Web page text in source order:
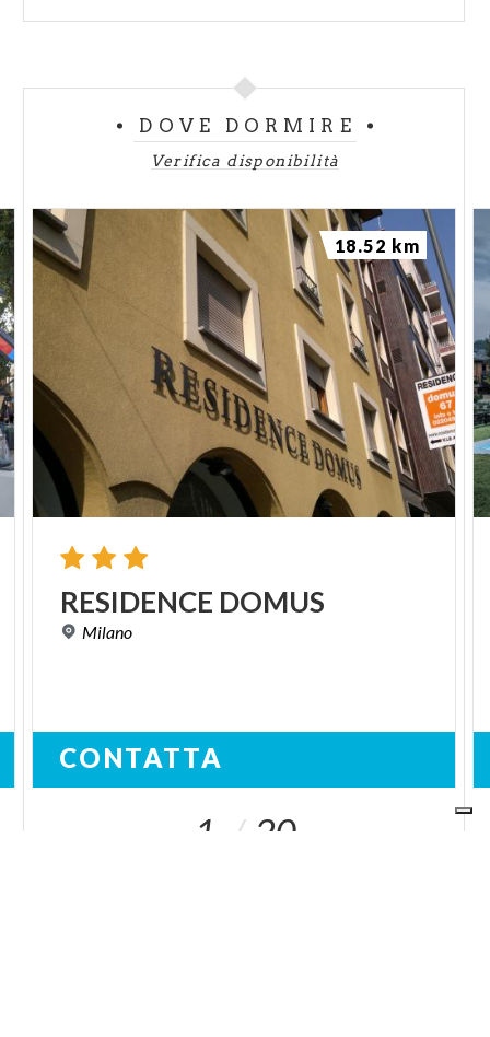
DOVE DORMIRE
Verifica disponibilità
RESIDENCE DOMUS
Milano
CONTATTA
18.52 km
1 20